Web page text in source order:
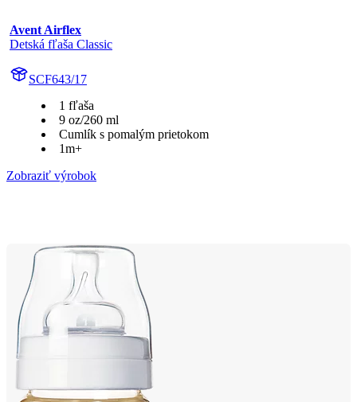
Avent Airflex
Detská fľaša Classic
SCF643/17
1 fľaša
9 oz/260 ml
Cumlík s pomalým prietokom
1m+
Zobraziť výrobok